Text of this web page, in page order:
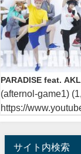
PARADISE feat.
(afternol-game1)
https://
サイト内検索